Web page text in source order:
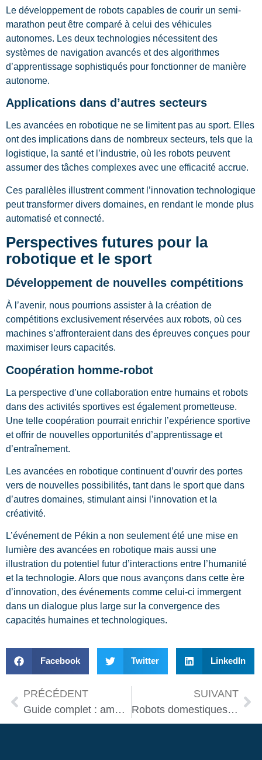
Le développement de robots capables de courir un semi-
marathon peut être comparé à celui des véhicules
autonomes. Les deux technologies nécessitent des
systèmes de navigation avancés et des algorithmes
d’apprentissage sophistiqués pour fonctionner de manière
autonome.
Applications dans d’autres secteurs
Les avancées en robotique ne se limitent pas au sport. Elles
ont des implications dans de nombreux secteurs, tels que la
logistique, la santé et l’industrie, où les robots peuvent
assumer des tâches complexes avec une efficacité accrue.
Ces parallèles illustrent comment l’innovation technologique
peut transformer divers domaines, en rendant le monde plus
automatisé et connecté.
Perspectives futures pour la
robotique et le sport
Développement de nouvelles compétitions
À l’avenir, nous pourrions assister à la création de
compétitions exclusivement réservées aux robots, où ces
machines s’affronteraient dans des épreuves conçues pour
maximiser leurs capacités.
Coopération homme-robot
La perspective d’une collaboration entre humains et robots
dans des activités sportives est également prometteuse.
Une telle coopération pourrait enrichir l’expérience sportive
et offrir de nouvelles opportunités d’apprentissage et
d’entraînement.
Les avancées en robotique continuent d’ouvrir des portes
vers de nouvelles possibilités, tant dans le sport que dans
d’autres domaines, stimulant ainsi l’innovation et la
créativité.
L’événement de Pékin a non seulement été une mise en
lumière des avancées en robotique mais aussi une
illustration du potentiel futur d’interactions entre l’humanité
et la technologie. Alors que nous avançons dans cette ère
d’innovation, des événements comme celui-ci immergent
dans un dialogue plus large sur la convergence des
capacités humaines et technologiques.
Facebook Twitter LinkedIn
PRÉCÉDENT
Guide complet : améliorer la sécurité de votre maison connectée
SUIVANT
Robots domestiques : révolutionner les tâches ménagères